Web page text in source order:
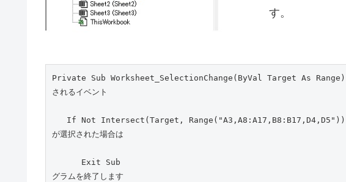
す。
Private Sub Worksheet_SelectionChange(ByVal Target As Range)
されるイベント
が選択された場合は
グラムを終了します